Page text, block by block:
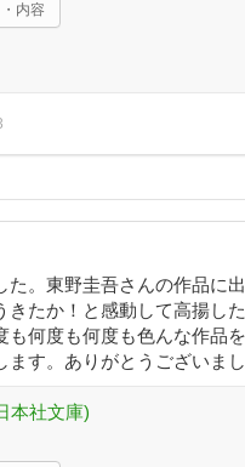
内容
。東野圭吾さんの作品に
たか！と感動して高揚し
何度も何度も色んな作品
す。ありがとうございまし
本社文庫)